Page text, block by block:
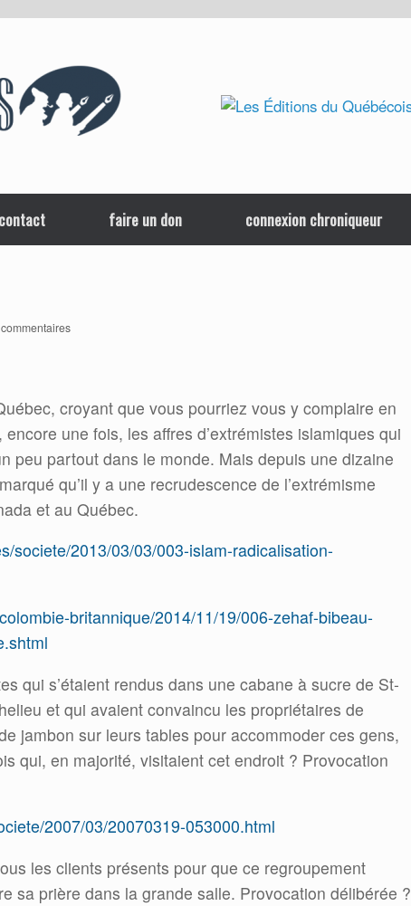
contact faire un don connexion chroniqueur
croyant que vous pourriez vous y complaire en
une fois, les affres d’extrémistes islamiques qui
peu partout dans le monde. Mais depuis une dizaine
qu’il y a une recrudescence de l’extrémisme
et au Québec.
societe/2013/03/03/003-islam-radicalisation-
britannique/2014/11/19/006-zehaf-bibeau-
qui s’étaient rendus dans une cabane à sucre de St-
et qui avaient convaincu les propriétaires de
jambon sur leurs tables pour accommoder ces gens,
qui, en majorité, visitaient cet endroit ? Provocation
2007/03/20070319-053000.html
les clients présents pour que ce regroupement
sa prière dans la grande salle. Provocation délibérée ?